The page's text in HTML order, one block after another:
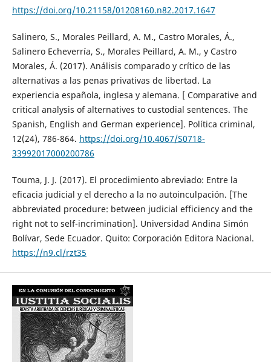
https://doi.org/10.21158/01208160.n82.2017.1647
Salinero, S., Morales Peillard, A. M., Castro Morales, Á.,
Salinero Echeverría, S., Morales Peillard, A. M., y Castro
Morales, Á. (2017). Análisis comparado y crítico de las
alternativas a las penas privativas de libertad. La
experiencia española, inglesa y alemana. [ Comparative and
critical analysis of alternatives to custodial sentences. The
Spanish, English and German experience]. Política criminal,
12(24), 786-864. https://doi.org/10.4067/S0718-
33992017000200786
Touma, J. J. (2017). El procedimiento abreviado: Entre la
eficacia judicial y el derecho a la no autoinculpación. [The
abbreviated procedure: between judicial efficiency and the
right not to self-incrimination]. Universidad Andina Simón
Bolívar, Sede Ecuador. Quito: Corporación Editora Nacional.
https://n9.cl/rzt35